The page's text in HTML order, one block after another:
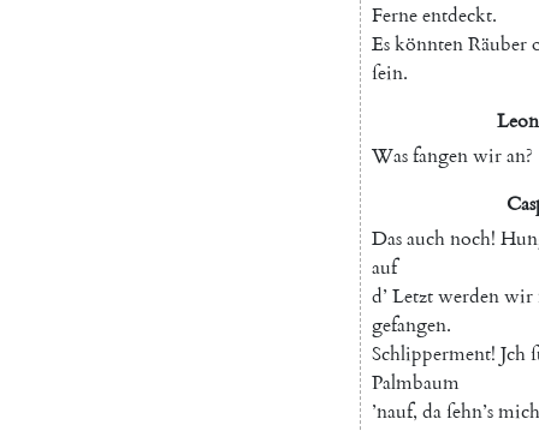
Ferneentdeckt.
EskönntenRäuber
ſein.
Wasfangenwiran?
Dasauchnoch!
auf
d’Letztwerdenwir
gefangen.
Schlipperment! Jch
Palmbaum
’nauf, daſehn’smich